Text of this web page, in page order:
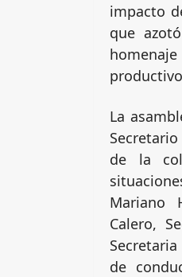
impacto
que
La
de la
Mariano
Calero,
de